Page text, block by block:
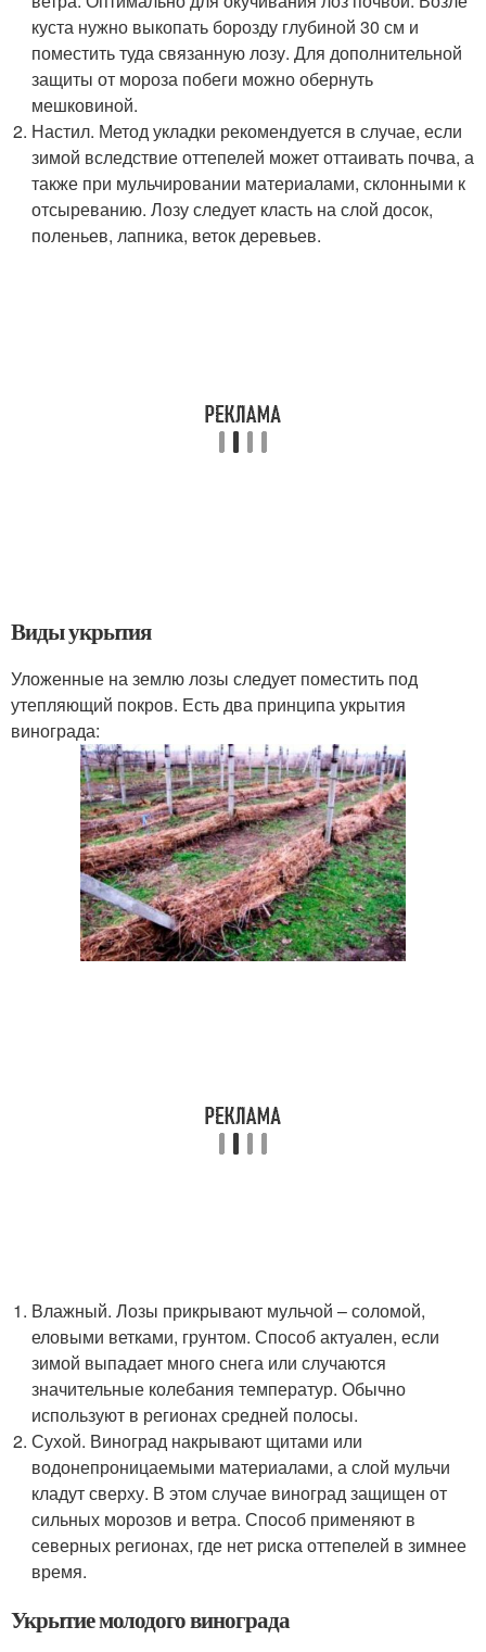
куста нужно выкопать борозду глубиной 30 см и
поместить туда связанную лозу. Для дополнительной
защиты от мороза побеги можно обернуть
мешковиной.
Настил. Метод укладки рекомендуется в случае, если
зимой вследствие оттепелей может оттаивать почва, а
также при мульчировании материалами, склонными к
отсыреванию. Лозу следует класть на слой досок,
поленьев, лапника, веток деревьев.
Виды укрытия
Уложенные на землю лозы следует поместить под
утепляющий покров. Есть два принципа укрытия
винограда:
Влажный. Лозы прикрывают мульчой – соломой,
еловыми ветками, грунтом. Способ актуален, если
зимой выпадает много снега или случаются
значительные колебания температур. Обычно
используют в регионах средней полосы.
Сухой. Виноград накрывают щитами или
водонепроницаемыми материалами, а слой мульчи
кладут сверху. В этом случае виноград защищен от
сильных морозов и ветра. Способ применяют в
северных регионах, где нет риска оттепелей в зимнее
время.
Укрытие молодого винограда